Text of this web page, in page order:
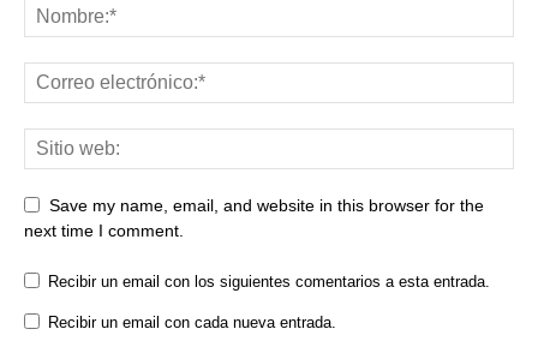
Save my name, email, and website in this browser for the
next time I comment.
Recibir un email con los siguientes comentarios a esta entrada.
Recibir un email con cada nueva entrada.